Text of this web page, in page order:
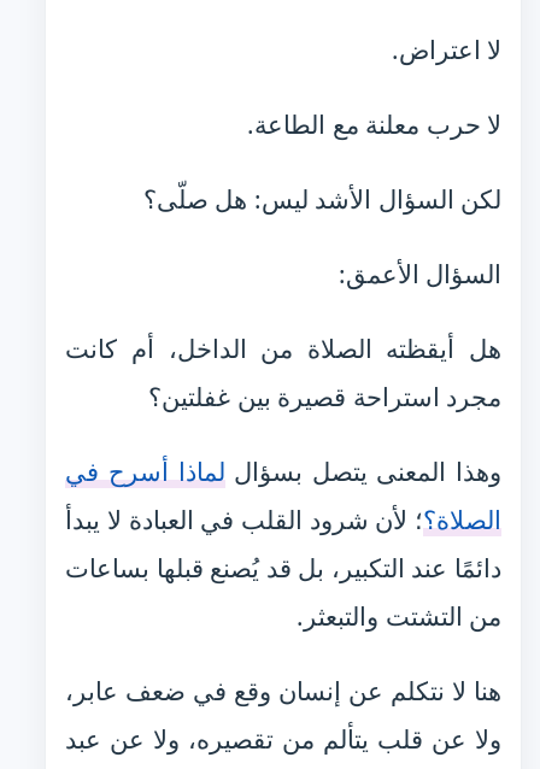
لا اعتراض.
لا حرب معلنة مع الطاعة.
لكن السؤال الأشد ليس: هل صلّى؟
السؤال الأعمق:
هل أيقظته الصلاة من الداخل، أم كانت
مجرد استراحة قصيرة بين غفلتين؟
وهذا المعنى يتصل بسؤاللماذا أسرح في
الصلاة؟؛ لأن شرود القلب في العبادة لا يبدأ
دائمًا عند التكبير، بل قد يُصنع قبلها بساعات
من التشتت والتبعثر.
هنا لا نتكلم عن إنسان وقع في ضعف عابر،
ولا عن قلب يتألم من تقصيره، ولا عن عبد